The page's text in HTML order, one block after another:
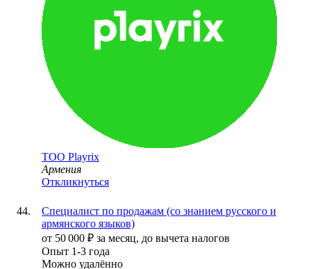
ТОО Playrix
Армения
Откликнуться
Специалист по продажам (со знанием русского и
армянского языков)
от 50 000 ₽ за месяц, до вычета налогов
Опыт 1-3 года
Можно удалённо